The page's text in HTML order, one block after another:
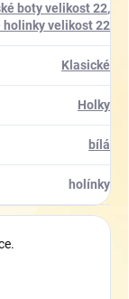
boty velikost 22,
holinky velikost 22
Klasické
Holky
bílá
holínky